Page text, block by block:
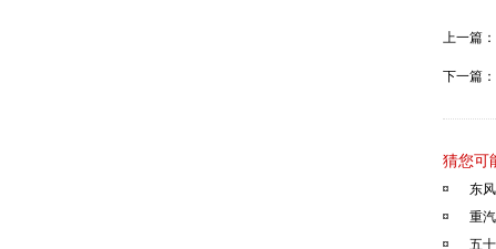
上一篇：
下一篇：
猜您可
东
重
五